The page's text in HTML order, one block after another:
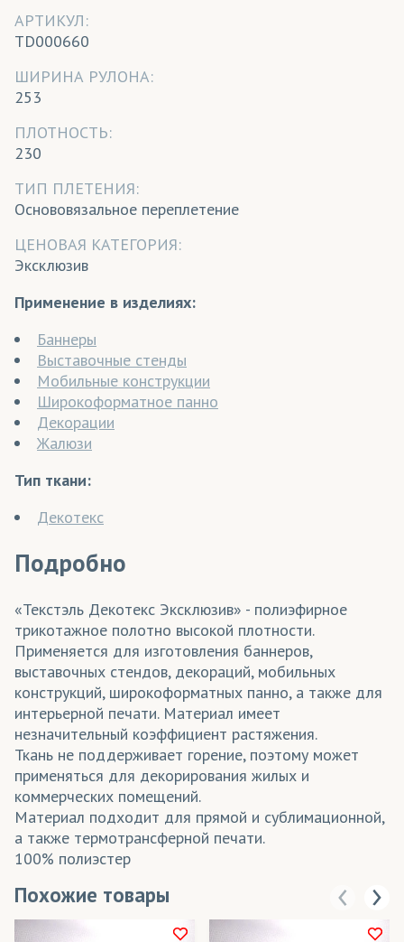
АРТИКУЛ:
TD000660
ШИРИНА РУЛОНА:
253
ПЛОТНОСТЬ:
230
ТИП ПЛЕТЕНИЯ:
Основовязальное переплетение
ЦЕНОВАЯ КАТЕГОРИЯ:
Эксклюзив
Применение в изделиях:
Баннеры
Выставочные стенды
Мобильные конструкции
Широкоформатное панно
Декорации
Жалюзи
Тип ткани:
Декотекс
Подробно
«Текстэль Декотекс Эксклюзив» - полиэфирное
трикотажное полотно высокой плотности.
Применяется для изготовления баннеров,
выставочных стендов, декораций, мобильных
конструкций, широкоформатных панно, а также для
интерьерной печати. Материал имеет
незначительный коэффициент растяжения.
Ткань не поддерживает горение, поэтому может
применяться для декорирования жилых и
коммерческих помещений.
Материал подходит для прямой и сублимационной,
а также термотрансферной печати.
100% полиэстер
Похожие товары